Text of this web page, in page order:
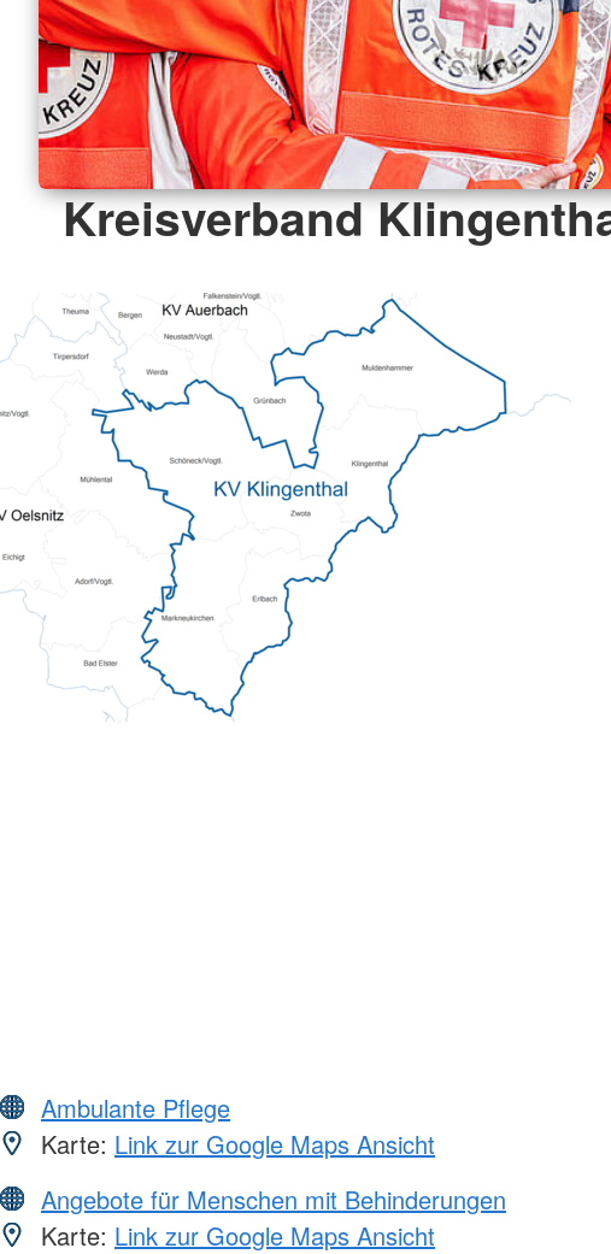
Kreisverband
Ambulante Pflege
Karte: Link zur Google Maps Ansicht
Angebote für Menschen mit Behinderungen
Karte: Link zur Google Maps Ansicht